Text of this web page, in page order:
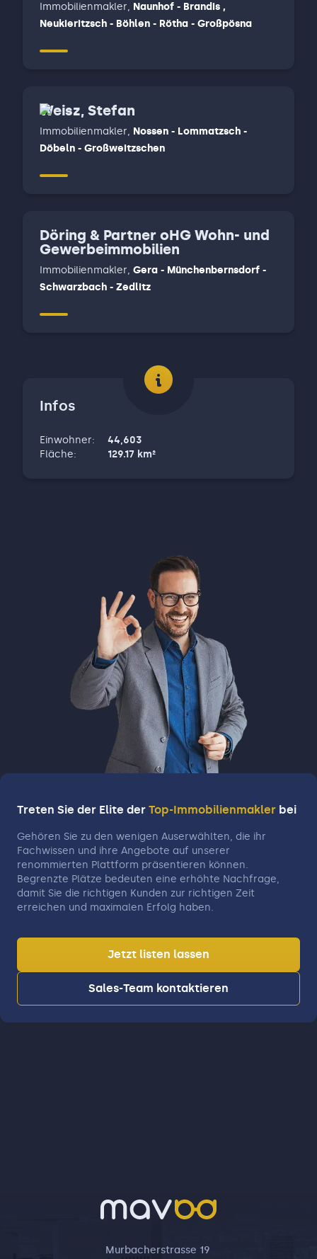
Immobilienmakler, Naunhof - Brandis ,
Neukieritzsch - Böhlen - Rötha - Großpösna
Weisz, Stefan
Immobilienmakler, Nossen - Lommatzsch -
Döbeln - Großweitzschen
Döring & Partner oHG Wohn- und
Gewerbeimmobilien
Immobilienmakler, Gera - Münchenbernsdorf -
Schwarzbach - Zedlitz
Infos
Einwohner:
44,603
Fläche: 129.17 km²
Treten Sie der Elite der Top-Immobilienmakler bei
Gehören Sie zu den wenigen Auserwählten, die ihr
Fachwissen und ihre Angebote auf unserer
renommierten Plattform präsentieren können.
Begrenzte Plätze bedeuten eine erhöhte Nachfrage,
damit Sie die richtigen Kunden zur richtigen Zeit
erreichen und maximalen Erfolg haben.
Jetzt listen lassen
Sales-Team kontaktieren
Murbacherstrasse 19